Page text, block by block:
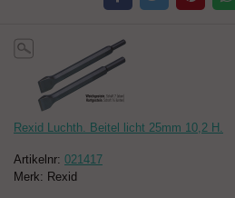
Rexid Luchth. Beitel licht 25mm 10,2 H.
Artikelnr: 021417
Merk: Rexid